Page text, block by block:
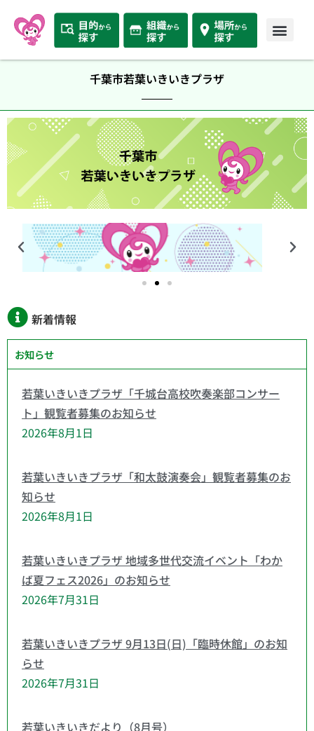
千葉市若葉いきいきプラザ
新着情報
お知らせ
若葉いきいきプラザ「千城台高校吹奏楽部コンサー
ト」観覧者募集のお知らせ
2026年8月1日
若葉いきいきプラザ「和太鼓演奏会」観覧者募集のお
知らせ
2026年8月1日
若葉いきいきプラザ 地域多世代交流イベント「わか
ば夏フェス2026」のお知らせ
2026年7月31日
若葉いきいきプラザ 9月13日(日)「臨時休館」のお知
らせ
2026年7月31日
若葉いきいきだより（8月号）